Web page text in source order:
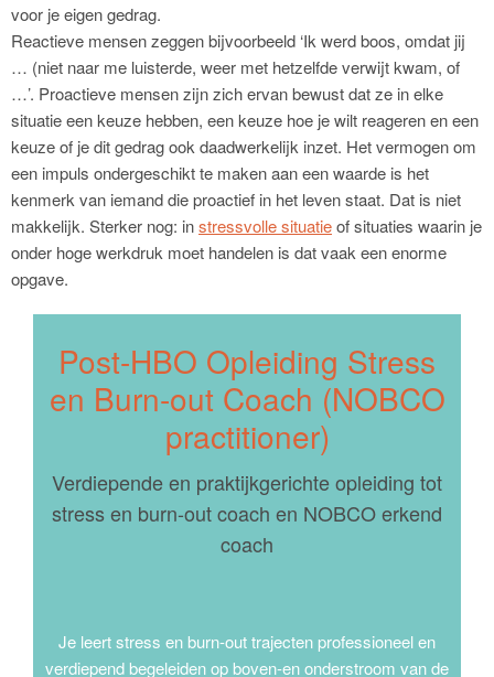
voor je eigen gedrag.
Reactieve mensen zeggen bijvoorbeeld ‘Ik werd boos, omdat jij
… (niet naar me luisterde, weer met hetzelfde verwijt kwam, of
…’. Proactieve mensen zijn zich ervan bewust dat ze in elke
situatie een keuze hebben, een keuze hoe je wilt reageren en een
keuze of je dit gedrag ook daadwerkelijk inzet. Het vermogen om
een impuls ondergeschikt te maken aan een waarde is het
kenmerk van iemand die proactief in het leven staat. Dat is niet
makkelijk. Sterker nog: instressvolle situatieof situaties waarin je
onder hoge werkdruk moet handelen is dat vaak een enorme
opgave.
Post-HBO Opleiding Stress
en Burn-out Coach (NOBCO
practitioner)
Verdiepende en praktijkgerichte opleiding tot
stress en burn-out coach en NOBCO erkend
coach
Je leert stress en burn-out trajecten professioneel en
verdiepend begeleiden op boven-en onderstroom van de